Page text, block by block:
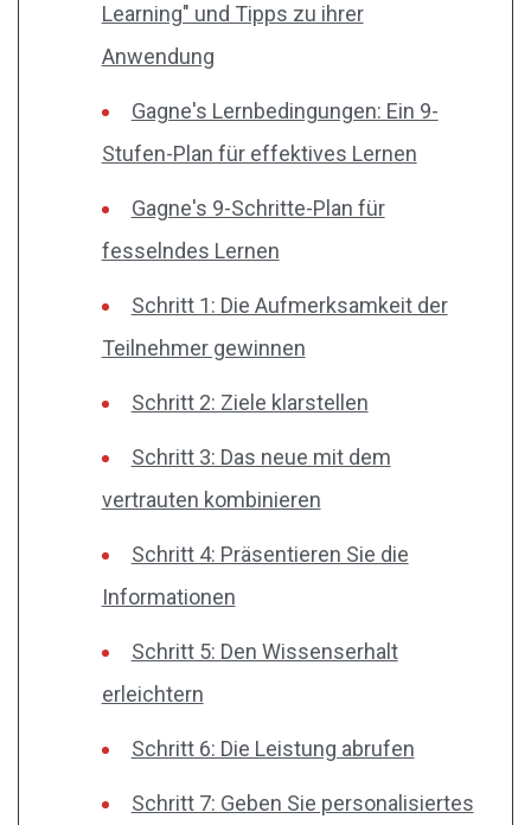
Learning" und Tipps zu ihrer
Anwendung
Gagne's Lernbedingungen: Ein 9-
Stufen-Plan für effektives Lernen
Gagne's 9-Schritte-Plan für
fesselndes Lernen
Schritt 1: Die Aufmerksamkeit der
Teilnehmer gewinnen
Schritt 2: Ziele klarstellen
Schritt 3: Das neue mit dem
vertrauten kombinieren
Schritt 4: Präsentieren Sie die
Informationen
Schritt 5: Den Wissenserhalt
erleichtern
Schritt 6: Die Leistung abrufen
Schritt 7: Geben Sie personalisiertes